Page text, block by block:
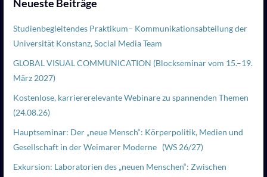
Neueste Beiträge
Studienbegleitendes Praktikum– Kommunikationsabteilung der
Universität Konstanz, Social Media Team
GLOBAL VISUAL COMMUNICATION (Blockseminar vom 15.–19.
März 2027)
Kostenlose, karriererelevante Webinare zu spannenden Themen
(24.08.26)
Hauptseminar: Der „neue Mensch“: Körperpolitik, Medien und
Gesellschaft in der Weimarer Moderne (WS 26/27)
Exkursion: Laboratorien des „neuen Menschen“: Zwischen